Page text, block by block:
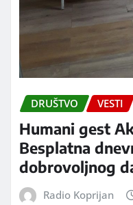
DRUŠTVO VESTI
Humani gest
Besplatna
dobrovoljnog
Radio Koprijan